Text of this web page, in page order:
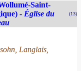
Saint-
- Église du
(13)
Langlais,